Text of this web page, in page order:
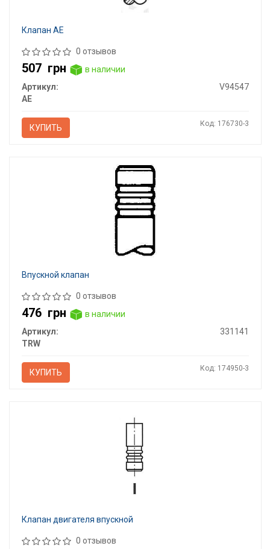
Клапан AE
0 отзывов
507 грн
в наличии
Артикул:
V94547
AE
КУПИТЬ Код: 176730-3
Впускной клапан
0 отзывов
476 грн
в наличии
Артикул:
331141
TRW
КУПИТЬ Код: 174950-3
Клапан двигателя впускной
0 отзывов